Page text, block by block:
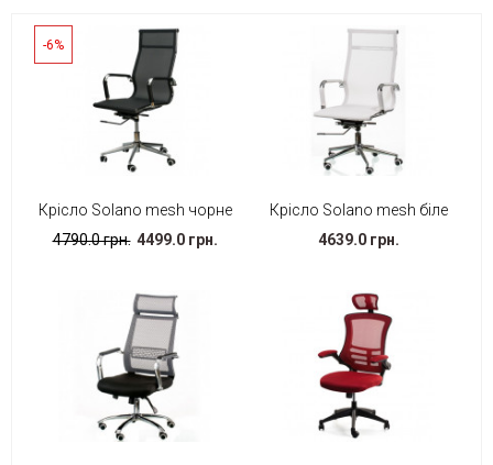
-6%
Крісло Solano mesh чорне
4790.0 грн. 4499.0 грн.
Крісло Solano mesh біле
4639.0 грн.